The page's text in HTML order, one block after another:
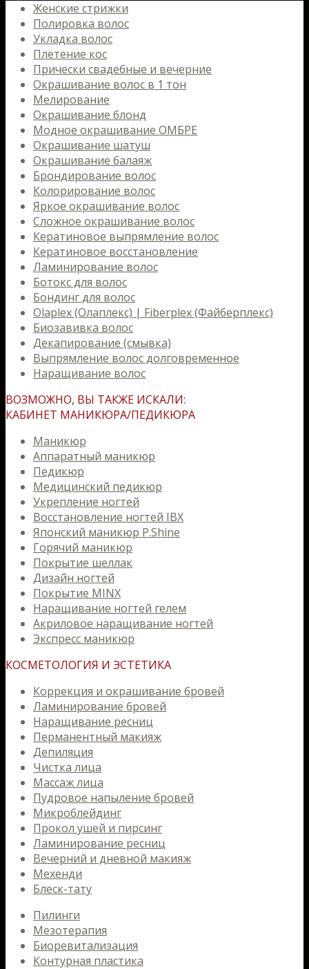
Женские стрижки
Полировка волос
Укладка волос
Плетение кос
Прически свадебные и вечерние
Окрашивание волос в 1 тон
Мелирование
Окрашивание блонд
Модное окрашивание ОМБРЕ
Окрашивание шатуш
Окрашивание балаяж
Брондирование волос
Колорирование волос
Яркое окрашивание волос
Сложное окрашивание волос
Кератиновое выпрямление волос
Кератиновое восстановление
Ламинирование волос
Ботокс для волос
Бондинг для волос
Olaplex (Олаплекс) | Fiberplex (Файберплекс)
Биозавивка волос
Декапирование (смывка)
Выпрямление волос долговременное
Наращивание волос
ВОЗМОЖНО, ВЫ ТАКЖЕ ИСКАЛИ:
КАБИНЕТ МАНИКЮРА/ПЕДИКЮРА
Маникюр
Аппаратный маникюр
Педикюр
Медицинский педикюр
Укрепление ногтей
Восстановление ногтей IBX
Японский маникюр P.Shine
Горячий маникюр
Покрытие шеллак
Дизайн ногтей
Покрытие MINX
Наращивание ногтей гелем
Акриловое наращивание ногтей
Экспресс маникюр
КОСМЕТОЛОГИЯ И ЭСТЕТИКА
Коррекция и окрашивание бровей
Ламинирование бровей
Наращивание ресниц
Перманентный макияж
Депиляция
Чистка лица
Массаж лица
Пудровое напыление бровей
Микроблейдинг
Прокол ушей и пирсинг
Ламинирование ресниц
Вечерний и дневной макияж
Мехенди
Блеск-тату
Пилинги
Мезотерапия
Биоревитализация
Контурная пластика